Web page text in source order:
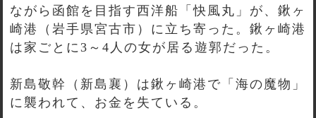
ながら函館を目指す西洋船「快風丸」が、鍬ヶ
崎港（岩手県宮古市）に立ち寄った。鍬ヶ崎港
は家ごとに3～4人の女が居る遊郭だった。
新島敬幹（新島襄）は鍬ヶ崎港で「海の魔物」
に襲われて、お金を失ている。